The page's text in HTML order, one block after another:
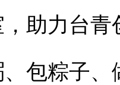
助力台青
包粽子